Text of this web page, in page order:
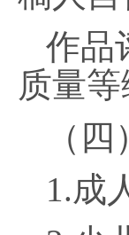
作品
质量
（
1.成